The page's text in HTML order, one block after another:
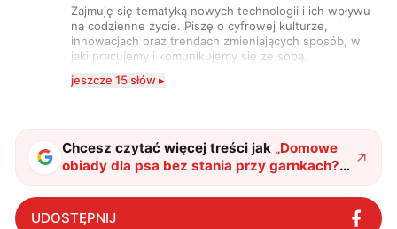
Zajmuję się tematyką nowych technologii i ich wpływu
na codzienne życie. Piszę o cyfrowej kulturze,
innowacjach oraz trendach zmieniających sposób, w
jaki pracujemy i komunikujemy się ze sobą.
technologii a współczesną popkulturą. W wolnych
jeszcze 15 słów ▸
Chcesz czytać więcej treści jak „Domowe
obiady dla psa bez stania przy garnkach?
Do Polski trafia Tuanty Pet Food Maker,
pierwszy robot gotujący dla zwierząt"?
UDOSTĘPNIJ